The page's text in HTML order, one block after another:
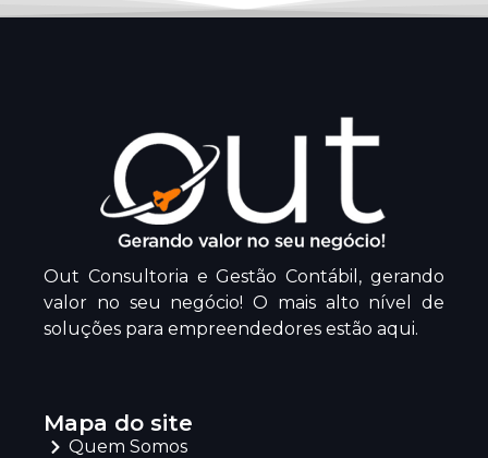
Out Consultoria e Gestão Contábil, gerando
valor no seu negócio! O mais alto nível de
soluções para empreendedores estão aqui.
Mapa do site
Quem Somos